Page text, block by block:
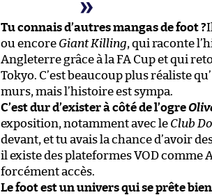
Tu connais d’autres mangas de foot ?
ou encore Giant Killing, qui raconte
Angleterre grâce à la FA Cup et qui
Tokyo. C’est beaucoup plus réaliste qu’
murs, mais l’histoire est sympa.
C’est dur d’exister à côté de l’ogre
exposition, notamment avec le Club
devant, et tu avais la chance d’avoir
il existe des plateformes VOD comme
forcément accès.
Le foot est un univers qui se prête